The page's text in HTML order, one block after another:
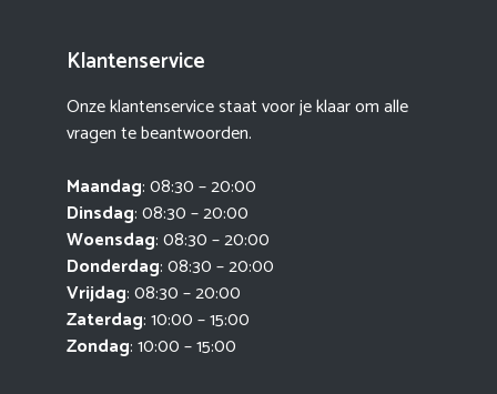
Klantenservice
Onze klantenservice staat voor je klaar om alle
vragen te beantwoorden.
Maandag: 08:30 – 20:00
Dinsdag: 08:30 – 20:00
Woensdag: 08:30 – 20:00
Donderdag: 08:30 – 20:00
Vrijdag: 08:30 – 20:00
Zaterdag: 10:00 – 15:00
Zondag: 10:00 – 15:00